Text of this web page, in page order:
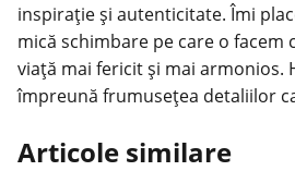
inspirație și autenticitate. Îmi
mică schimbare pe care o
viață mai fericit și mai armonios.
împreună frumusețea detaliilor
Articole similare